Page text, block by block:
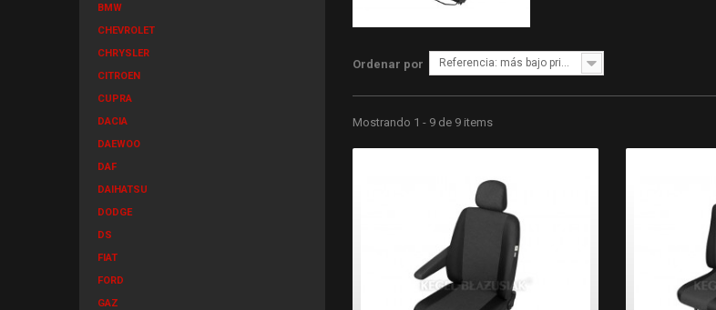
BMW
CHEVROLET
CHRYSLER
CITROEN
CUPRA
DACIA
DAEWOO
DAF
DAIHATSU
DODGE
DS
FIAT
FORD
GAZ
Ordenar por Referencia: más bajo primero
Mostrando 1 - 9 de 9 items